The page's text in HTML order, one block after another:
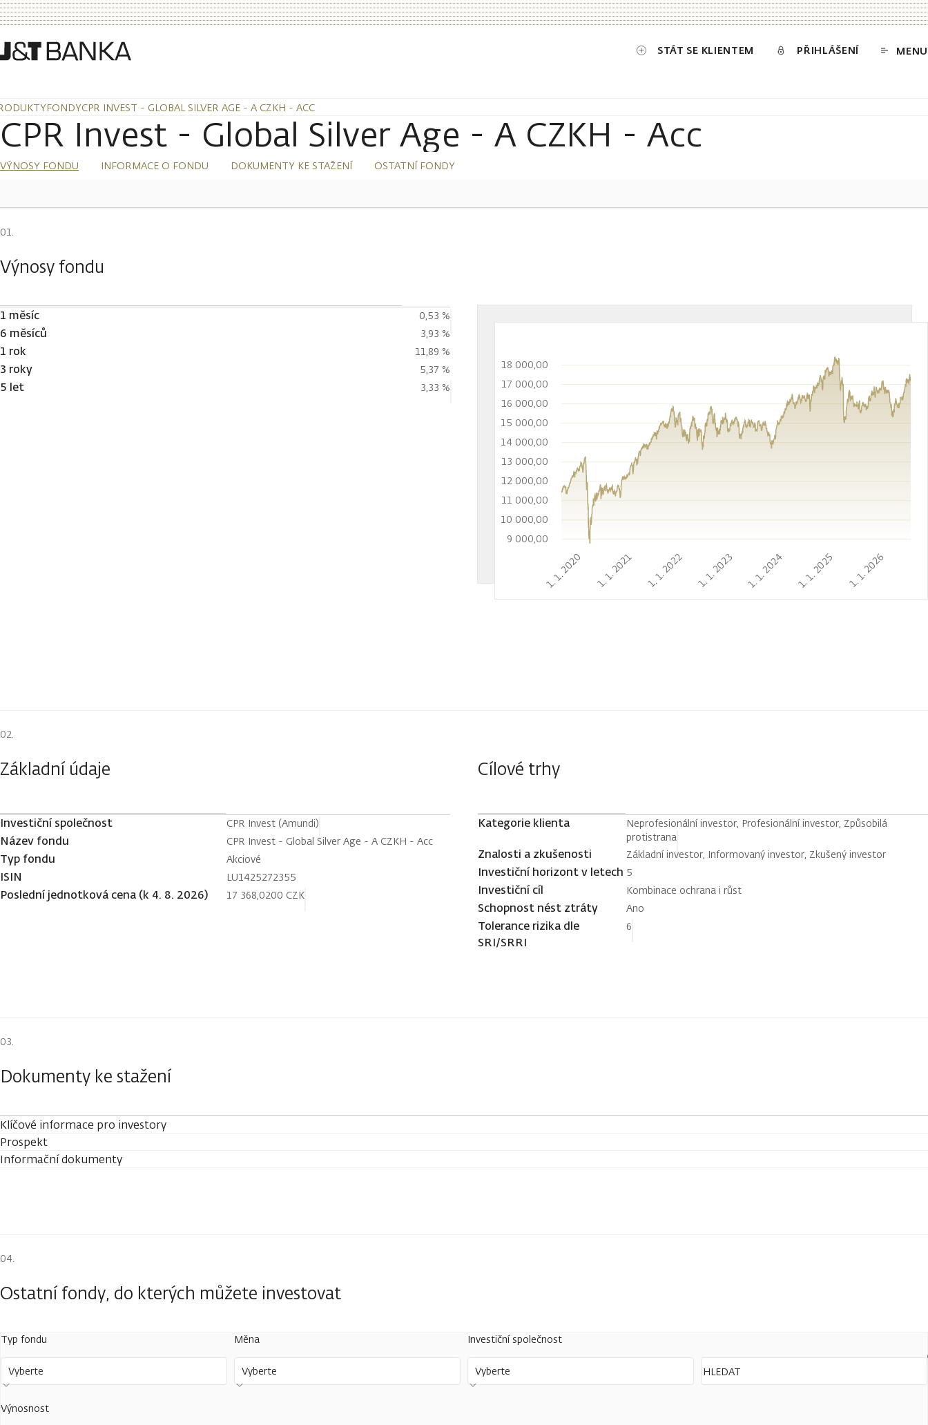
STÁT SE KLIENTEM PŘIHLÁŠENÍ MENU
FONDYCPR INVEST - GLOBAL SILVER AGE - A CZKH - ACC
CPR Invest - Global Silver Age - A CZKH - Acc
VÝNOSY FONDU INFORMACE O FONDU DOKUMENTY KE STAŽENÍ OSTATNÍ FONDY
Výnosy fondu
1 měsíc 0,53 %
6 měsíců 3,93 %
1 rok 11,89 %
3 roky 5,37 %
5 let 3,33 %
1. 1. 2020 1. 1. 2021 1. 1. 2022 1. 1. 2023 1. 1. 2024 1. 1. 2025 1. 1. 2026
9 000,00
10 000,00
11 000,00
12 000,00
13 000,00
14 000,00
15 000,00
16 000,00
17 000,00
18 000,00
Základní údaje
Investiční společnost CPR Invest (Amundi)
Název fondu CPR Invest - Global Silver Age - A CZKH - Acc
Typ fondu Akciové
ISIN LU1425272355
Poslední jednotková cena (k 4. 8. 2026) 17 368,0200 CZK
Cílové trhy
Kategorie klienta
Neprofesionální investor, Profesionální investor, Způsobilá
protistrana
Znalosti a zkušenosti Základní investor, Informovaný investor, Zkušený investor
Investiční horizont v letech 5
Investiční cíl Kombinace ochrana i růst
Schopnost nést ztráty Ano
Tolerance rizika dle
SRI/SRRI
6
Dokumenty ke stažení
Klíčové informace pro investory
Prospekt
Informační dokumenty
Ostatní fondy, do kterých můžete investovat
Typ fondu
Vyberte
Měna
Vyberte
Investiční společnost
Vyberte
Výnosnost